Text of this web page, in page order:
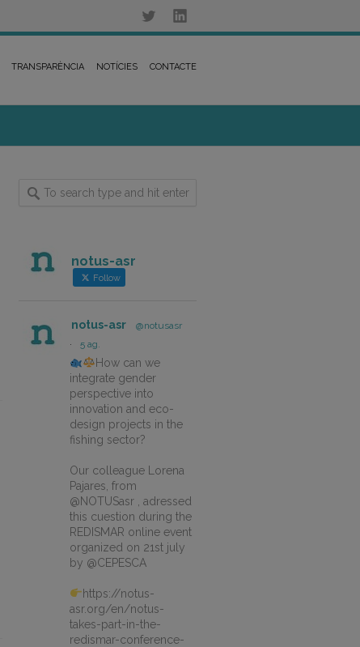
TRANSPARÈNCIA NOTÍCIES CONTACTE
notus-asr
Follow
notus-asr
@notusasr
·
5 ag.
How can we
integrate gender
perspective into
innovation and eco-
design projects in the
fishing sector?
Our colleague Lorena
Pajares, from
@NOTUSasr , adressed
this cuestion during the
REDISMAR online event
organized on 21st july
by @CEPESCA
https://notus-
asr.org/en/notus-
takes-part-in-the-
redismar-conference-